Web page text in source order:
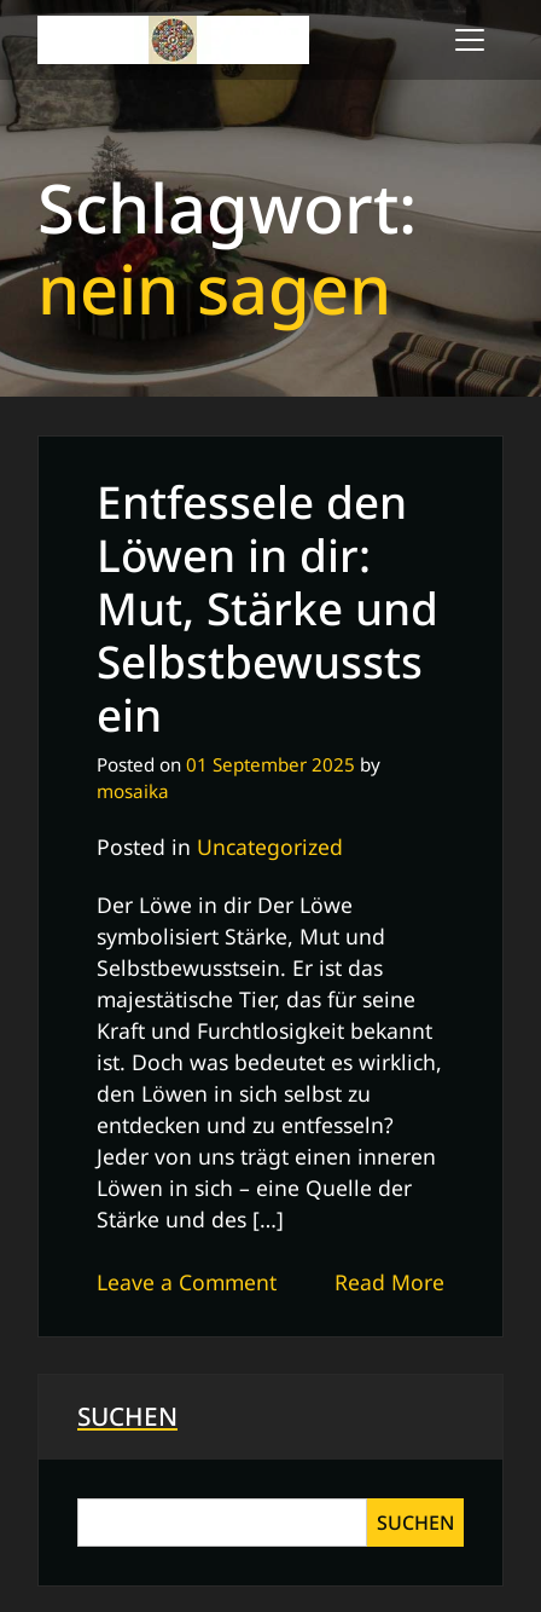
Skip
to
content
Schlagwort:
nein sagen
Entfessele den
Löwen in dir:
Mut, Stärke und
Selbstbewussts
ein
Posted on 01 September 2025 by
mosaika
Posted in Uncategorized
Der Löwe in dir Der Löwe
symbolisiert Stärke, Mut und
Selbstbewusstsein. Er ist das
majestätische Tier, das für seine
Kraft und Furchtlosigkeit bekannt
ist. Doch was bedeutet es wirklich,
den Löwen in sich selbst zu
entdecken und zu entfesseln?
Jeder von uns trägt einen inneren
Löwen in sich – eine Quelle der
Stärke und des […]
Read More
Leave a Commenton
den
Mut,
Stärke
SUCHEN
SUCHEN